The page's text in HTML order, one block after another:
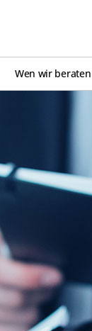
Wen wir beraten